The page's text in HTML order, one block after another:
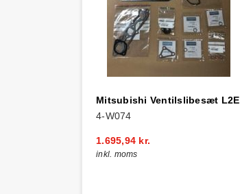
Mitsubishi Ventilslibesæt L2E
4-W074
1.695,94 kr.
inkl. moms